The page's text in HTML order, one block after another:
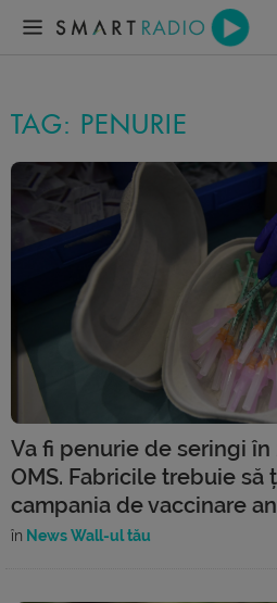
TAG: PENURIE
Va fi penurie de seringi în
OMS. Fabricile trebuie să
campania de vaccinare
în News Wall-ul tău